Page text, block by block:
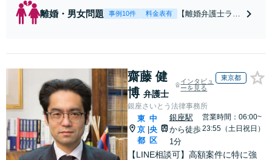
離婚・男女問題 事例10件 料金表有
【離婚弁護士ラン
円】【離婚・不倫
問題に特化／実績
慰謝料、養育費等
で金銭的に満足で
きる解決を目指し
ます。
齋藤 健
博 弁護士
インタビュ
ーを見る
東京都
銀座さいとう法律事務所
東
京
都
中
央
区
銀座駅
から徒歩
1分
営業時間：06:00~
23:55（土日祝日）
【LINE相談可】高額案件に特に強